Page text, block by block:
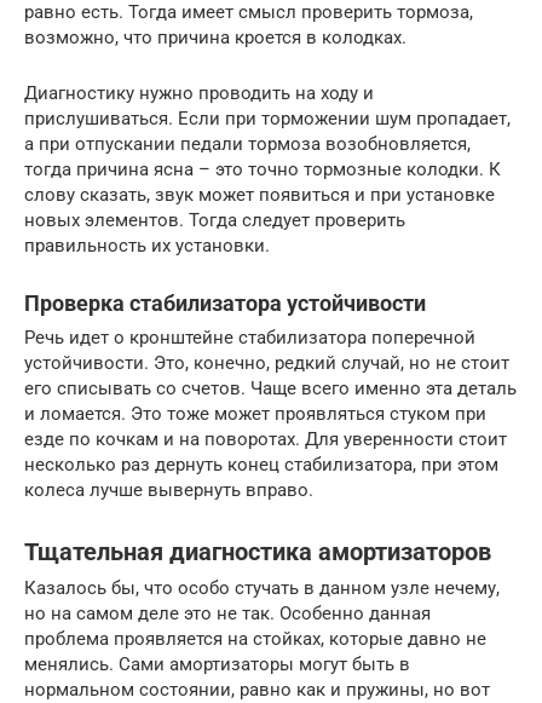
равно есть. Тогда имеет смысл проверить тормоза,
возможно, что причина кроется в колодках.
Диагностику нужно проводить на ходу и
прислушиваться. Если при торможении шум пропадает,
а при отпускании педали тормоза возобновляется,
тогда причина ясна – это точно тормозные колодки. К
слову сказать, звук может появиться и при установке
новых элементов. Тогда следует проверить
правильность их установки.
Проверка стабилизатора устойчивости
Речь идет о кронштейне стабилизатора поперечной
устойчивости. Это, конечно, редкий случай, но не стоит
его списывать со счетов. Чаще всего именно эта деталь
и ломается. Это тоже может проявляться стуком при
езде по кочкам и на поворотах. Для уверенности стоит
несколько раз дернуть конец стабилизатора, при этом
колеса лучше вывернуть вправо.
Тщательная диагностика амортизаторов
Казалось бы, что особо стучать в данном узле нечему,
но на самом деле это не так. Особенно данная
проблема проявляется на стойках, которые давно не
менялись. Сами амортизаторы могут быть в
нормальном состоянии, равно как и пружины, но вот